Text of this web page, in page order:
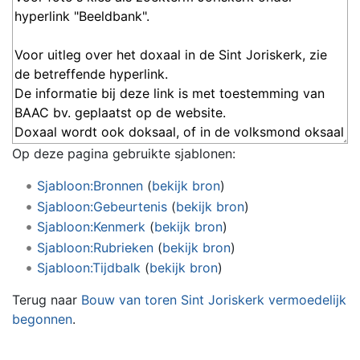
Op deze pagina gebruikte sjablonen:
Sjabloon:Bronnen(bekijk bron)
Sjabloon:Gebeurtenis(bekijk bron)
Sjabloon:Kenmerk(bekijk bron)
Sjabloon:Rubrieken(bekijk bron)
Sjabloon:Tijdbalk(bekijk bron)
Terug naar Bouw van toren Sint Joriskerk vermoedelijk
begonnen.